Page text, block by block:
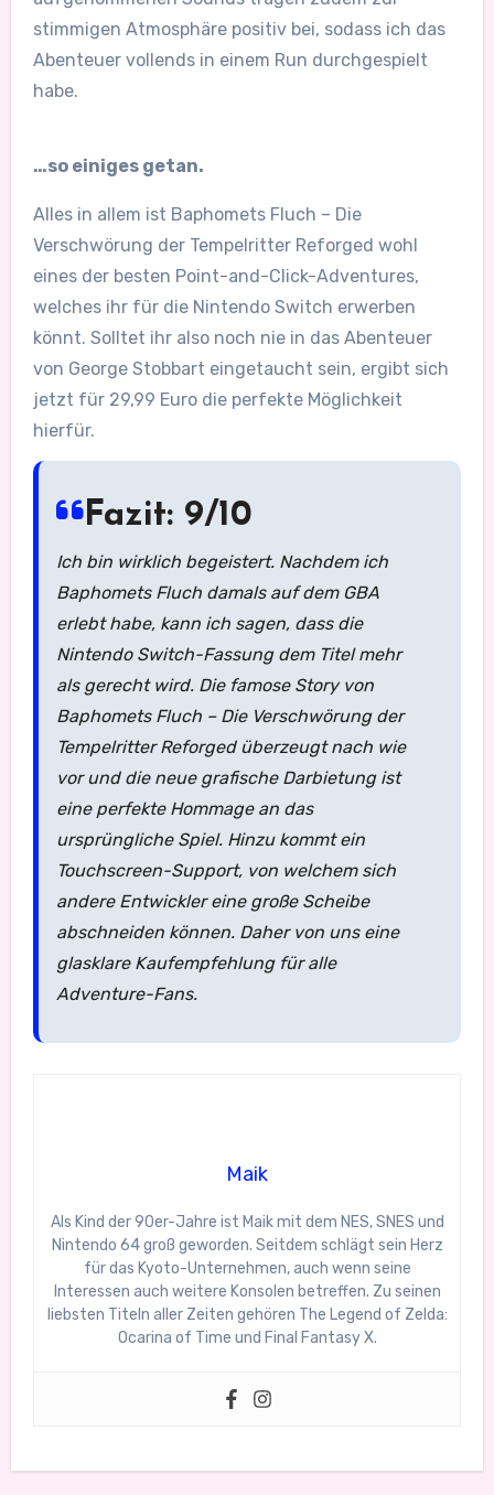
stimmigen Atmosphäre positiv bei, sodass ich das
Abenteuer vollends in einem Run durchgespielt
habe.
…so einiges getan.
Alles in allem ist Baphomets Fluch – Die
Verschwörung der Tempelritter Reforged wohl
eines der besten Point-and-Click-Adventures,
welches ihr für die Nintendo Switch erwerben
könnt. Solltet ihr also noch nie in das Abenteuer
von George Stobbart eingetaucht sein, ergibt sich
jetzt für 29,99 Euro die perfekte Möglichkeit
hierfür.
Fazit: 9/10
Ich bin wirklich begeistert. Nachdem ich
Baphomets Fluch damals auf dem GBA
erlebt habe, kann ich sagen, dass die
Nintendo Switch-Fassung dem Titel mehr
als gerecht wird. Die famose Story von
Baphomets Fluch – Die Verschwörung der
Tempelritter Reforged überzeugt nach wie
vor und die neue grafische Darbietung ist
eine perfekte Hommage an das
ursprüngliche Spiel. Hinzu kommt ein
Touchscreen-Support, von welchem sich
andere Entwickler eine große Scheibe
abschneiden können. Daher von uns eine
glasklare Kaufempfehlung für alle
Adventure-Fans.
Maik
Als Kind der 90er-Jahre ist Maik mit dem NES, SNES und
Nintendo 64 groß geworden. Seitdem schlägt sein Herz
für das Kyoto-Unternehmen, auch wenn seine
Interessen auch weitere Konsolen betreffen. Zu seinen
liebsten Titeln aller Zeiten gehören The Legend of Zelda:
Ocarina of Time und Final Fantasy X.